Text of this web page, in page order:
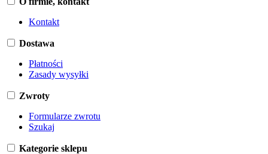
Kontakt
Dostawa
Płatności
Zasady wysyłki
Zwroty
Formularze zwrotu
Szukaj
Kategorie sklepu